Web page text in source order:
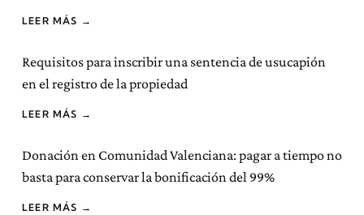
LEER MÁS →
Requisitos para inscribir una sentencia de usucapión
en el registro de la propiedad
LEER MÁS →
Donación en Comunidad Valenciana: pagar a tiempo no
basta para conservar la bonificación del 99%
LEER MÁS →